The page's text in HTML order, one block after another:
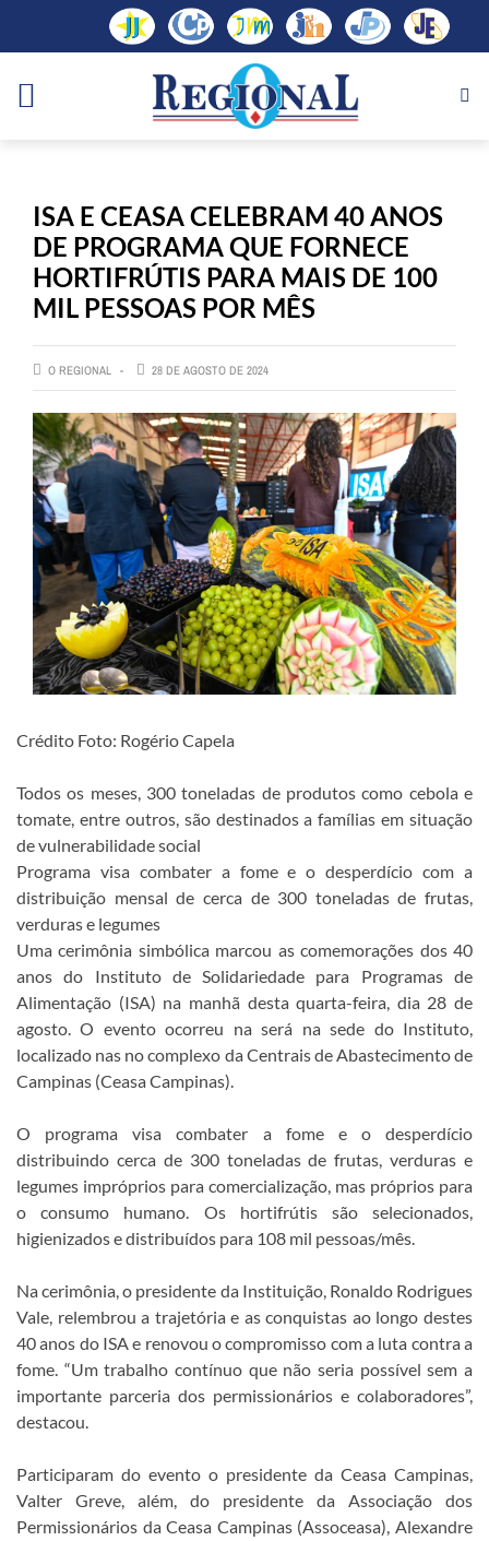
ISA E CEASA CELEBRAM 40 ANOS
DE PROGRAMA QUE FORNECE
HORTIFRÚTIS PARA MAIS DE 100
MIL PESSOAS POR MÊS
O REGIONAL 28 DE AGOSTO DE 2024
Crédito Foto: Rogério Capela
Todos os meses, 300 toneladas de produtos como cebola e
tomate, entre outros, são destinados a famílias em situação
de vulnerabilidade social
Programa visa combater a fome e o desperdício com a
distribuição mensal de cerca de 300 toneladas de frutas,
verduras e legumes
Uma cerimônia simbólica marcou as comemorações dos 40
anos do Instituto de Solidariedade para Programas de
Alimentação (ISA) na manhã desta quarta-feira, dia 28 de
agosto. O evento ocorreu na será na sede do Instituto,
localizado nas no complexo da Centrais de Abastecimento de
Campinas (Ceasa Campinas).
O programa visa combater a fome e o desperdício
distribuindo cerca de 300 toneladas de frutas, verduras e
legumes impróprios para comercialização, mas próprios para
o consumo humano. Os hortifrútis são selecionados,
higienizados e distribuídos para 108 mil pessoas/mês.
Na cerimônia, o presidente da Instituição, Ronaldo Rodrigues
Vale, relembrou a trajetória e as conquistas ao longo destes
40 anos do ISA e renovou o compromisso com a luta contra a
fome. “Um trabalho contínuo que não seria possível sem a
importante parceria dos permissionários e colaboradores”,
destacou.
Participaram do evento o presidente da Ceasa Campinas,
Valter Greve, além, do presidente da Associação dos
Permissionários da Ceasa Campinas (Assoceasa), Alexandre